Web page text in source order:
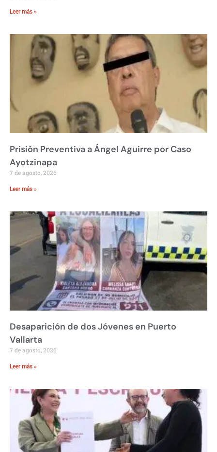
Leer más »
Prisión Preventiva a Ángel Aguirre por Caso
Ayotzinapa
7 de agosto, 2026
Leer más »
Desaparición de dos Jóvenes en Puerto
Vallarta
7 de agosto, 2026
Leer más »